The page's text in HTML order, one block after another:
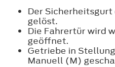
Der
gelöst.
Die Fahrertür wird
geöffnet.
Getriebe in
Manuell (M)